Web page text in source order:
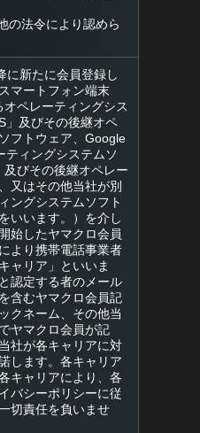
の法令により認めら
に新たに会員登録し
マートフォン端末
オペレーティングシス
」及びその後継オペ
フトウェア、Google
ティングシステムソ
びその後継オペレー
又はその他当社が別
ングシステムソフト
いいます。）を介し
始したヤマクロ会員
より携帯電話事業者
ャリア」といいま
認定する者のメール
含むヤマクロ会員記
クネーム、その他当
ヤマクロ会員が記
社が各キャリアに対
します。各キャリア
キャリアにより、各
バシーポリシーに従
切責任を負いませ